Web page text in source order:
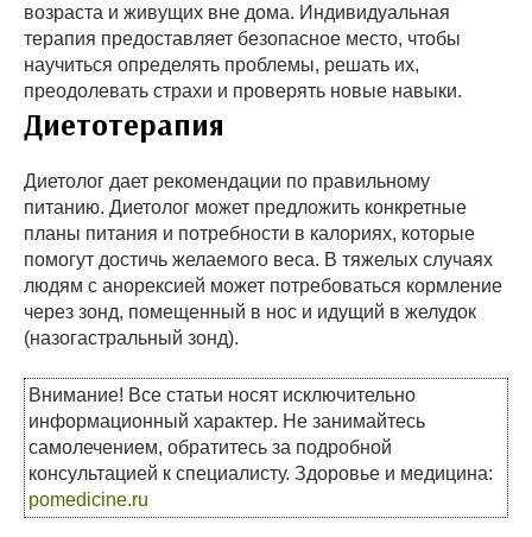
возраста и живущих вне дома. Индивидуальная
терапия предоставляет безопасное место, чтобы
научиться определять проблемы, решать их,
преодолевать страхи и проверять новые навыки.
Диетотерапия
Диетолог дает рекомендации по правильному
питанию. Диетолог может предложить конкретные
планы питания и потребности в калориях, которые
помогут достичь желаемого веса. В тяжелых случаях
людям с анорексией может потребоваться кормление
через зонд, помещенный в нос и идущий в желудок
(назогастральный зонд).
Внимание! Все статьи носят исключительно
информационный характер. Не занимайтесь
самолечением, обратитесь за подробной
консультацией к специалисту. Здоровье и медицина:
pomedicine.ru